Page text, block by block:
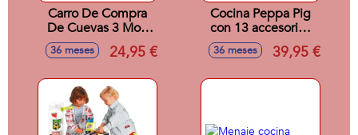
Carro De Compra
De Cuevas 3 Mod
Sdos 36X30X66
Cm
36 meses 24,95 €
Cocina Peppa Pig
con 13 accesorios
67x29x49 cm
36 meses 39,95 €